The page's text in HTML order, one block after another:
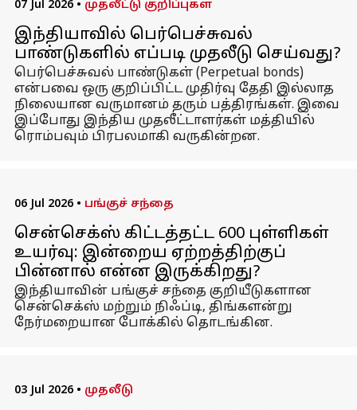
07 Jul 2026 • முதலீட்டு குறிப்புகள்
இந்தியாவில் பெர்பெச்சுவல்
பாண்டுகளில் எப்படி முதலீடு செய்வது?
பெர்பெச்சுவல் பாண்டுகள் (Perpetual bonds)
என்பவை ஒரு குறிப்பிட்ட முதிர்வு தேதி இல்லாத
நிலையான வருமானம் தரும் பத்திரங்கள். இவை
இப்போது இந்திய முதலீட்டாளர்கள் மத்தியில்
ரொம்பவும் பிரபலமாகி வருகின்றன.
06 Jul 2026 • பங்குச் சந்தை
சென்செக்ஸ் கிட்டத்தட்ட 600 புள்ளிகள்
உயர்வு: இன்றைய ஏற்றத்திற்குப்
பின்னால் என்ன இருக்கிறது?
இந்தியாவின் பங்குச் சந்தை குறியீடுகளான
சென்செக்ஸ் மற்றும் நிஃப்டி, திங்களன்று
நேர்மறையான போக்கில் தொடங்கின.
03 Jul 2026 • முதலீடு